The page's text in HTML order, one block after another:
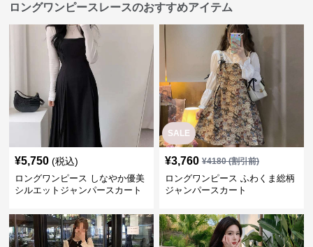
ロングワンピースレースのおすすめアイテム
¥5,750 (税込)
ロングワンピース しなやか優美
シルエットジャンパースカート
SALE
¥3,760 ¥4180(割引前)
ロングワンピース ふわくま総柄
ジャンパースカート